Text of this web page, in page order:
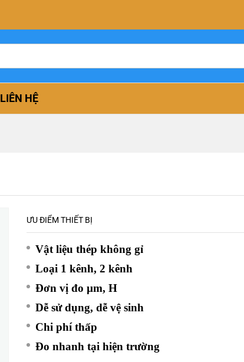
LIÊN HỆ
ƯU ĐIỂM THIẾT BỊ
Vật liệu thép không gỉ
Loại 1 kênh, 2 kênh
Đơn vị đoµm, H
Dễ sử dụng, dễ vệ sinh
Chi phí thấp
Đo nhanh tại hiện trường